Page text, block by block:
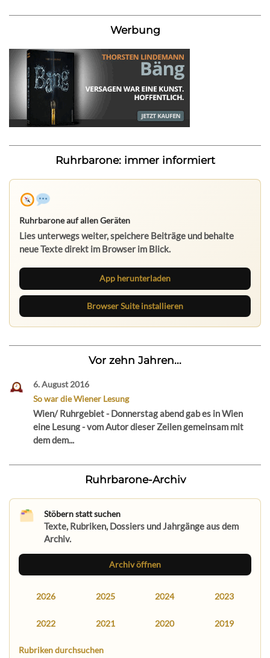
Werbung
Ruhrbarone: immer informiert
Ruhrbarone auf allen Geräten
Lies unterwegs weiter, speichere Beiträge und behalte
neue Texte direkt im Browser im Blick.
App herunterladen
Browser Suite installieren
Vor zehn Jahren...
6. August 2016
So war die Wiener Lesung
Wien/ Ruhrgebiet - Donnerstag abend gab es in Wien
eine Lesung - vom Autor dieser Zeilen gemeinsam mit
dem dem...
Ruhrbarone-Archiv
Stöbern statt suchen
Texte, Rubriken, Dossiers und Jahrgänge aus dem
Archiv.
Archiv öffnen
2026 2025 2024 2023
2022 2021 2020 2019
Rubriken durchsuchen